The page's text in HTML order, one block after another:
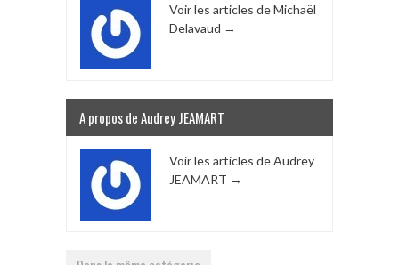
Voir les articles de Michaël
Delavaud →
A propos de Audrey JEAMART
Voir les articles de Audrey
JEAMART →